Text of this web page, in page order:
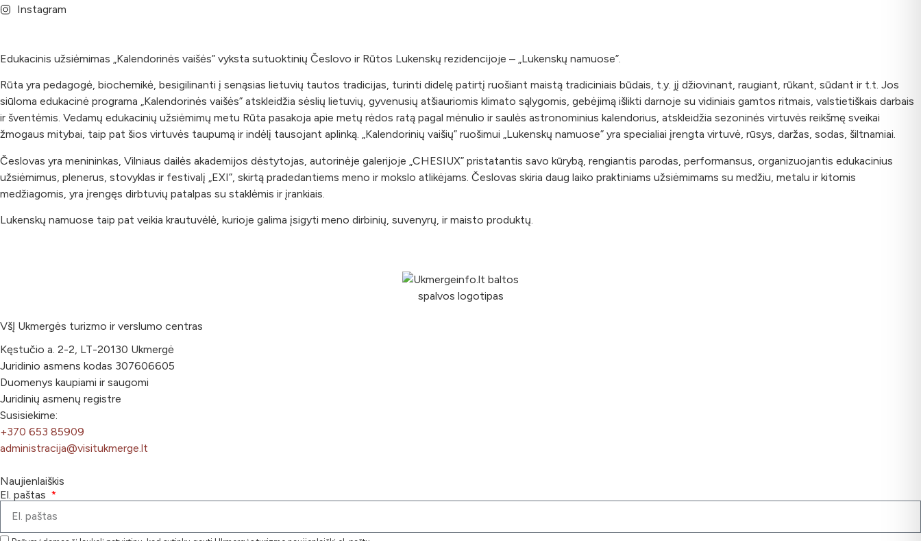
Instagram
Edukacinis užsiėmimas „Kalendorinės vaišės” vyksta sutuoktinių Česlovo ir Rūtos Lukenskų rezidencijoje – „Lukenskų namuose”.
Rūta yra pedagogė, biochemikė, besigilinanti į senąsias lietuvių tautos tradicijas, turinti didelę patirtį ruošiant maistą tradiciniais būdais, t.y. jį džiovinant, raugiant, rūkant, sūdant ir t.t. Jos
siūloma edukacinė programa „Kalendorinės vaišės” atskleidžia sėslių lietuvių, gyvenusių atšiauriomis klimato sąlygomis, gebėjimą išlikti darnoje su vidiniais gamtos ritmais, valstietiškais darbais
ir šventėmis. Vedamų edukacinių užsiėmimų metu Rūta pasakoja apie metų rėdos ratą pagal mėnulio ir saulės astronominius kalendorius, atskleidžia sezoninės virtuvės reikšmę sveikai
žmogaus mitybai, taip pat šios virtuvės taupumą ir indėlį tausojant aplinką. „Kalendorinių vaišių” ruošimui „Lukenskų namuose” yra specialiai įrengta virtuvė, rūsys, daržas, sodas, šiltnamiai.
Česlovas yra menininkas, Vilniaus dailės akademijos dėstytojas, autorinėje galerijoje „CHESIUX” pristatantis savo kūrybą, rengiantis parodas, performansus, organizuojantis edukacinius
užsiėmimus, plenerus, stovyklas ir festivalį „EXI”, skirtą pradedantiems meno ir mokslo atlikėjams. Česlovas skiria daug laiko praktiniams užsiėmimams su medžiu, metalu ir kitomis
medžiagomis, yra įrengęs dirbtuvių patalpas su staklėmis ir įrankiais.
Lukenskų namuose taip pat veikia krautuvėlė, kurioje galima įsigyti meno dirbinių, suvenyrų, ir maisto produktų.
VšĮ Ukmergės turizmo ir verslumo centras
Kęstučio a. 2-2, LT-20130 Ukmergė
Juridinio asmens kodas 307606605
Duomenys kaupiami ir saugomi
Juridinių asmenų registre
Susisiekime:
+370 653 85909
administracija@visitukmerge.lt
Naujienlaiškis
El. paštas